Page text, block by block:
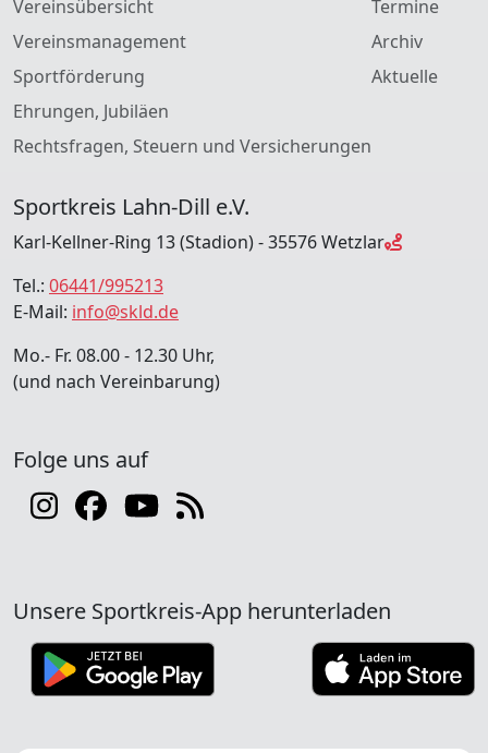
Vereinsübersicht
Vereinsmanagement
Sportförderung
Ehrungen, Jubiläen
Rechtsfragen, Steuern und Versicherungen
Termine
Archiv
Aktuelle
Sportkreis Lahn-Dill e.V.
Karl-Kellner-Ring 13 (Stadion) - 35576 Wetzlar
Tel.: 06441/995213
E-Mail: info@skld.de
Mo.- Fr. 08.00 - 12.30 Uhr,
(und nach Vereinbarung)
Folge uns auf
Unsere Sportkreis-App herunterladen